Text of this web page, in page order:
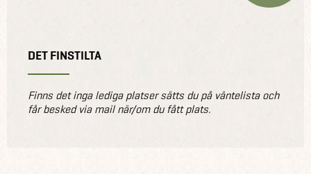
DET FINSTILTA
Finns det inga lediga platser sätts du på väntelista och
får besked via mail när/om du fått plats.